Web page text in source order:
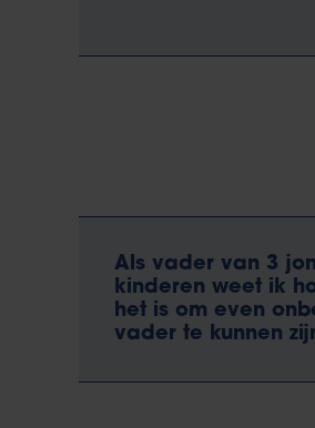
Als vader van 3
kinderen weet ik
het is om even
vader te kunnen